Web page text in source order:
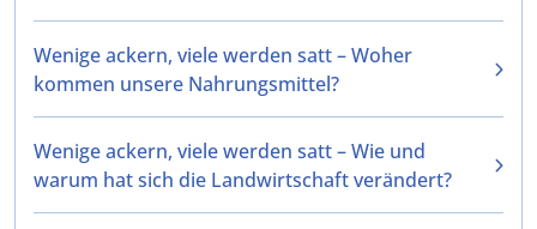
Wenige ackern, viele werden satt – Woher
kommen unsere Nahrungsmittel?
Wenige ackern, viele werden satt – Wie und
warum hat sich die Landwirtschaft verändert?